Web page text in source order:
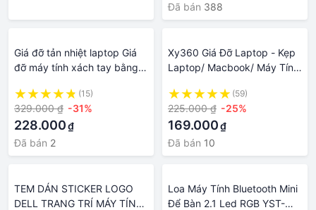
Đã bán 388
Giá đỡ tản nhiệt laptop Giá
đỡ máy tính xách tay bằng
thể điều-Tương thích với bất
kỳ sản phẩm
(15)
329.000 ₫ -31%
228.000₫
Đã bán 2
Xy360 Giá Đỡ Laptop - Kẹp
Laptop/ Macbook/ Máy Tính
Tương Thích Với Các Loại
Tay Treo
(59)
225.000 ₫ -25%
169.000₫
Đã bán 10
TEM DÁN STICKER LOGO
DELL TRANG TRÍ MÁY TÍNH
Loa Máy Tính Bluetooth Mini
Để Bàn 2.1 Led RGB YST-